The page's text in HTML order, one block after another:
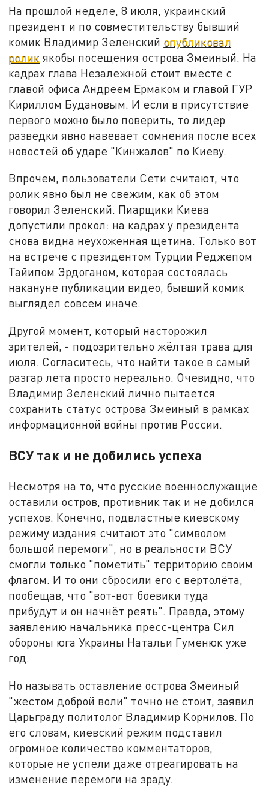
На прошлой неделе, 8 июля, украинский
президент и по совместительству бывший
комик Владимир Зеленский опубликовал
ролик якобы посещения острова Змеиный. На
кадрах глава Незалежной стоит вместе с
главой офиса Андреем Ермаком и главой ГУР
Кириллом Будановым. И если в присутствие
первого можно было поверить, то лидер
разведки явно навевает сомнения после всех
новостей об ударе "Кинжалов" по Киеву.
Впрочем, пользователи Сети считают, что
ролик явно был не свежим, как об этом
говорил Зеленский. Пиарщики Киева
допустили прокол: на кадрах у президента
снова видна неухоженная щетина. Только вот
на встрече с президентом Турции Реджепом
Тайипом Эрдоганом, которая состоялась
накануне публикации видео, бывший комик
выглядел совсем иначе.
Другой момент, который насторожил
зрителей, - подозрительно жёлтая трава для
июля. Согласитесь, что найти такое в самый
разгар лета просто нереально. Очевидно, что
Владимир Зеленский лично пытается
сохранить статус острова Змеиный в рамках
информационной войны против России.
ВСУ так и не добились успеха
Несмотря на то, что русские военнослужащие
оставили остров, противник так и не добился
успехов. Конечно, подвластные киевскому
режиму издания считают это "символом
большой перемоги", но в реальности ВСУ
смогли только "пометить" территорию своим
флагом. И то они сбросили его с вертолёта,
пообещав, что "вот-вот боевики туда
прибудут и он начнёт реять". Правда, этому
заявлению начальника пресс-центра Сил
обороны юга Украины Натальи Гуменюк уже
год.
Но называть оставление острова Змеиный
"жестом доброй воли" точно не стоит, заявил
Царьграду политолог Владимир Корнилов. По
его словам, киевский режим подставил
огромное количество комментаторов,
которые не успели даже отреагировать на
изменение перемоги на зраду.